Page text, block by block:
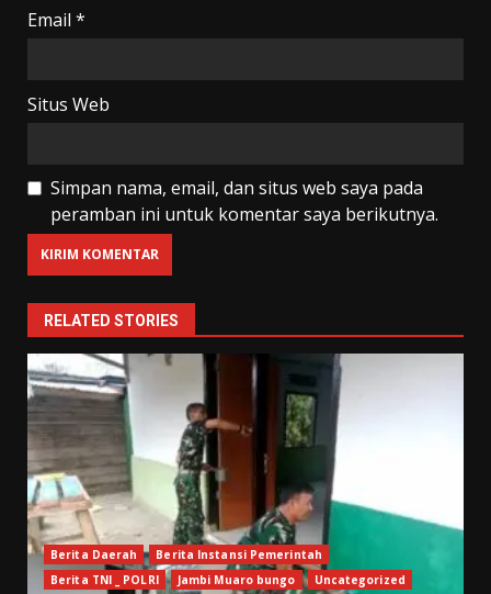
Email *
Situs Web
Simpan nama, email, dan situs web saya pada
peramban ini untuk komentar saya berikutnya.
RELATED STORIES
Berita Daerah
Berita Instansi Pemerintah
Berita TNI _ POLRI
Jambi Muaro bungo Uncategorized